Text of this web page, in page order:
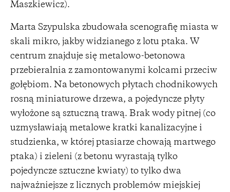
Maszkiewicz).
Marta Szypulska zbudowała scenografię miasta w
skali mikro, jakby widzianego z lotu ptaka. W
centrum znajduje się metalowo-betonowa
przebieralnia z zamontowanymi kolcami przeciw
gołębiom. Na betonowych płytach chodnikowych
rosną miniaturowe drzewa, a pojedyncze płyty
wyłożone są sztuczną trawą. Brak wody pitnej (co
uzmysławiają metalowe kratki kanalizacyjne i
studzienka, w której ptasiarze chowają martwego
ptaka) i zieleni (z betonu wyrastają tylko
pojedyncze sztuczne kwiaty) to tylko dwa
najważniejsze z licznych problemów miejskiej